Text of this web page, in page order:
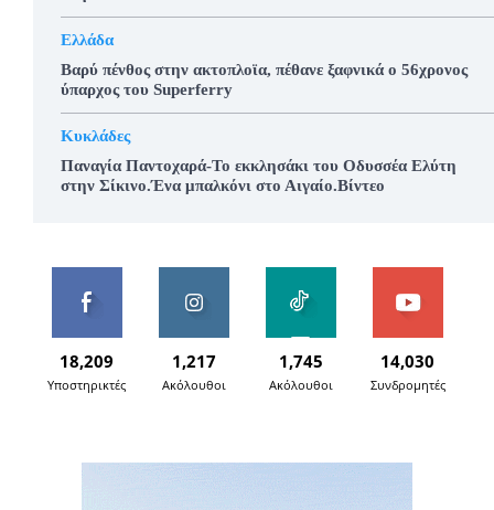
Ελλάδα
Βαρύ πένθος στην ακτοπλοϊα, πέθανε ξαφνικά ο 56χρονος
ύπαρχος του Superferry
Κυκλάδες
Παναγία Παντοχαρά-Το εκκλησάκι του Οδυσσέα Ελύτη
στην Σίκινο.Ένα μπαλκόνι στο Αιγαίο.Βίντεο
18,209
Υποστηρικτές
1,217
Ακόλουθοι
1,745
Ακόλουθοι
14,030
Συνδρομητές